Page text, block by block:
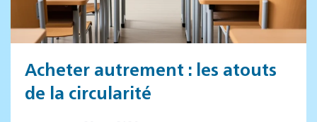
Acheter autrement : les atouts
de la circularité